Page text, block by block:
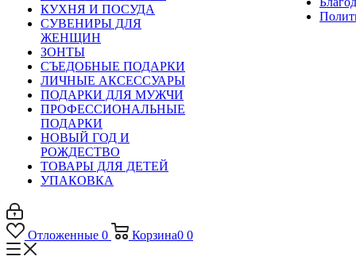
КУХНЯ И ПОСУДА
СУВЕНИРЫ ДЛЯ
ЖЕНЩИН
ЗОНТЫ
СЪЕДОБНЫЕ ПОДАРКИ
ЛИЧНЫЕ АКСЕССУАРЫ
ПОДАРКИ ДЛЯ МУЖЧИ
ПРОФЕССИОНАЛЬНЫЕ
ПОДАРКИ
НОВЫЙ ГОД И
РОЖДЕСТВО
ТОВАРЫ ДЛЯ ДЕТЕЙ
УПАКОВКА
Отложенные 0 Корзина0 0